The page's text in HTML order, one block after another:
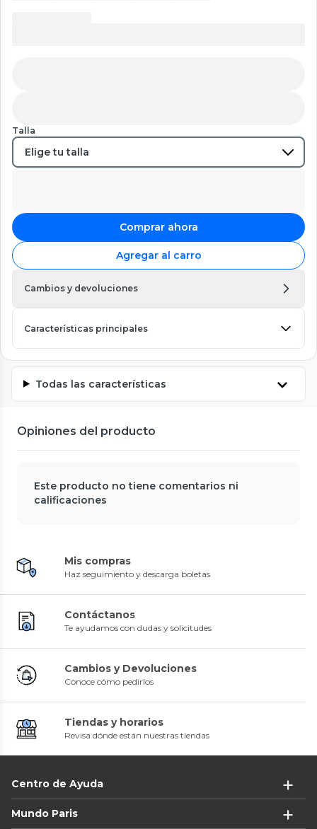
Talla
Comprar ahora
Agregar al carro
Cambios y devoluciones
Características principales
Todas las características
Opiniones del producto
Este producto no tiene comentarios ni
calificaciones
Mis compras
Haz seguimiento y descarga boletas
Contáctanos
Te ayudamos con dudas y solicitudes
Cambios y Devoluciones
Conoce cómo pedirlos
Tiendas y horarios
Revisa dónde están nuestras tiendas
Centro de Ayuda
Mundo Paris